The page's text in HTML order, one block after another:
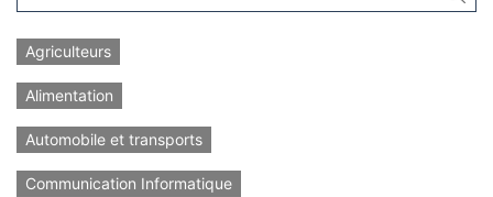
Agriculteurs
Alimentation
Automobile et transports
Communication Informatique